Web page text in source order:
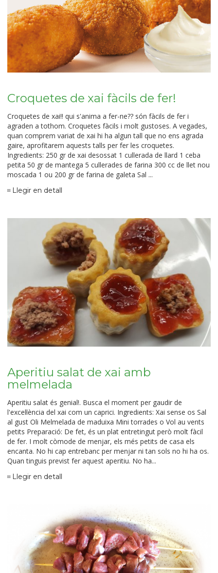
Croquetes de xai fàcils de fer!
Croquetes de xai!! qui s'anima a fer-ne?? són fàcils de fer i
agraden a tothom. Croquetes fàcils i molt gustoses. A vegades,
quan comprem variat de xai hi ha algun tall que no ens agrada
gaire, aprofitarem aquests talls per fer les croquetes.
Ingredients: 250 gr de xai desossat 1 cullerada de llard 1 ceba
petita 50 gr de mantega 5 cullerades de farina 300 cc de llet nou
moscada 1 ou 200 gr de farina de galeta Sal ...
Llegir en detall
Aperitiu salat de xai amb
melmelada
Aperitiu salat és genial!. Busca el moment per gaudir de
l'excel·lència del xai com un caprici. Ingredients: Xai sense os Sal
al gust Oli Melmelada de maduixa Mini torrades o Vol au vents
petits Preparació: De fet, és un plat entretingut però molt fàcil
de fer. I molt còmode de menjar, els més petits de casa els
encanta. No hi cap entrebanc per menjar ni tan sols no hi ha os.
Quan tinguis previst fer aquest aperitiu. No ha...
Llegir en detall